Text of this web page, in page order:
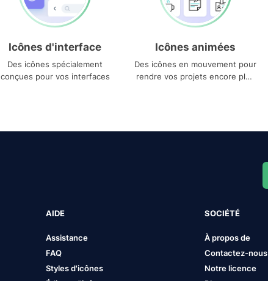
Icônes d'interface
Des icônes spécialement
conçues pour vos interfaces
Icônes animées
Des icônes en mouvement pour
rendre vos projets encore plus
AIDE
Assistance
FAQ
Styles d'icônes
SOCIÉTÉ
À propos de
Contactez-nous
Notre licence